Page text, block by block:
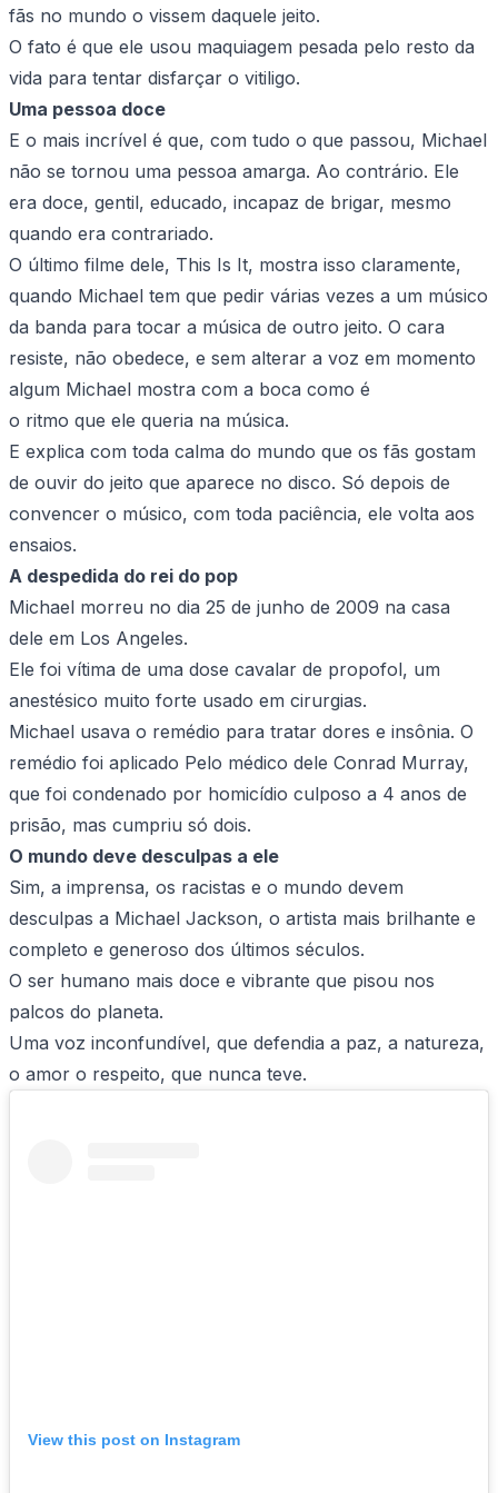
fãs no mundo o vissem daquele jeito.
O fato é que ele usou maquiagem pesada pelo resto da
vida para tentar disfarçar o vitiligo.
Uma pessoa doce
E o mais incrível é que, com tudo o que passou, Michael
não se tornou uma pessoa amarga. Ao contrário. Ele
era doce, gentil, educado, incapaz de brigar, mesmo
quando era contrariado.
O último filme dele, This Is It, mostra isso claramente,
quando Michael tem que pedir várias vezes a um músico
da banda para tocar a música de outro jeito. O cara
resiste, não obedece, e sem alterar a voz em momento
algum Michael mostra com a boca como é
o ritmo que ele queria na música.
E explica com toda calma do mundo que os fãs gostam
de ouvir do jeito que aparece no disco. Só depois de
convencer o músico, com toda paciência, ele volta aos
ensaios.
A despedida do rei do pop
Michael morreu no dia 25 de junho de 2009 na casa
dele em Los Angeles.
Ele foi vítima de uma dose cavalar de propofol, um
anestésico muito forte usado em cirurgias.
Michael usava o remédio para tratar dores e insônia. O
remédio foi aplicado Pelo médico dele Conrad Murray,
que foi condenado por homicídio culposo a 4 anos de
prisão, mas cumpriu só dois.
O mundo deve desculpas a ele
Sim, a imprensa, os racistas e o mundo devem
desculpas a Michael Jackson, o artista mais brilhante e
completo e generoso dos últimos séculos.
O ser humano mais doce e vibrante que pisou nos
palcos do planeta.
Uma voz inconfundível, que defendia a paz, a natureza,
o amor o respeito, que nunca teve.
View this post on Instagram